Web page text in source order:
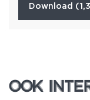
download
OOK
OOK